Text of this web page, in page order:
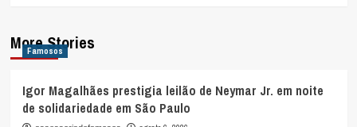
More Stories
Famosos
Igor Magalhães prestigia leilão de Neymar Jr. em noite
de solidariedade em São Paulo